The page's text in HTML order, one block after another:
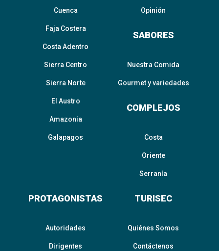
Cuenca
Faja Costera
Costa Adentro
Sierra Centro
Sierra Norte
El Austro
Amazonia
Galapagos
Opinión
SABORES
Nuestra Comida
Gourmet y variedades
COMPLEJOS
Costa
Oriente
Serranía
PROTAGONISTAS
Autoridades
Dirigentes
TURISEC
Quiénes Somos
Contáctenos